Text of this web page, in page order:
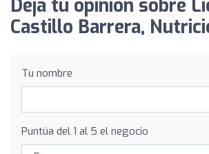
Deja tu opinión sobre
Castillo Barrera,
Tu nombre
Puntúa del 1 al 5 el negocio